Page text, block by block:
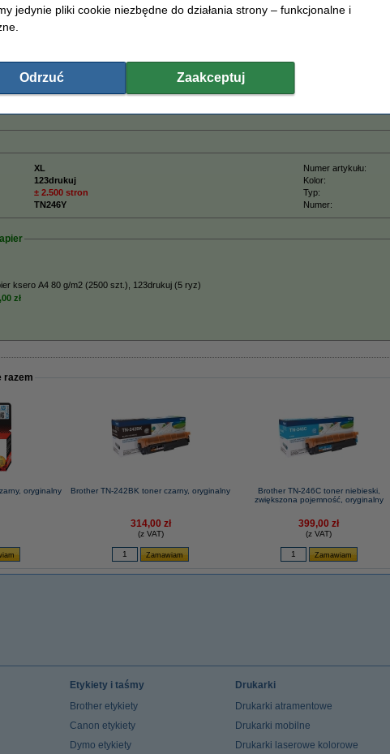
2.500 stron (czyli 300 stron więcej niż wersja Brother)
posiadającą certyfikat
ten toner (wersję 123drukuj) zamiast tonera Brother..
123drukuj dajemy 100% gwarancję.
XL Numer artykułu:
123drukuj Kolor:
± 2.500 stron Typ:
TN246Y Numer:
ksero A4 80 g/m2 (2500 szt.), 123drukuj (5 ryz)
zł
razem
oryginalny Brother TN-242BK toner czarny, oryginalny
314,00 zł
(z VAT)
Brother TN-246C toner niebieski,
zwiększona pojemność, oryginalny
399,00 zł
(z VAT)
Etykiety i taśmy
Brother etykiety
Canon etykiety
Dymo etykiety
Drukarki
Drukarki atramentowe
Drukarki mobilne
Drukarki laserowe kolorowe
jedynie pliki cookie niezbędne do działania strony – funkcjonalne i
Odrzuć Zaakceptuj